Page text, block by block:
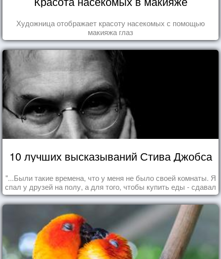
Художница отображает красоту насекомых с помощью
макияжа глаз
10 лучших высказываний Стива Джобса
"...Были такие времена, что у меня не было своей комнаты. Я
спал у друзей на полу, а для того, чтобы купить еды - сдавал
бутылки из под кока-колы"